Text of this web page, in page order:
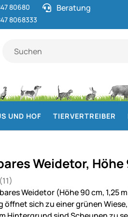
80680
8068333
Beratung
UND HOF TIERVERTREIBER
Weidetor, Höhe
5 (11 Bewertungen)